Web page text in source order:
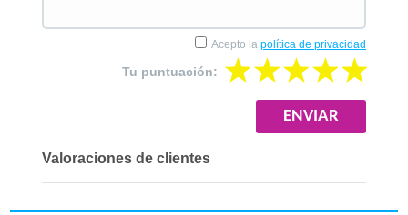
Valoraciones de clientes
Tu puntuación:
Acepto la política de privacidad